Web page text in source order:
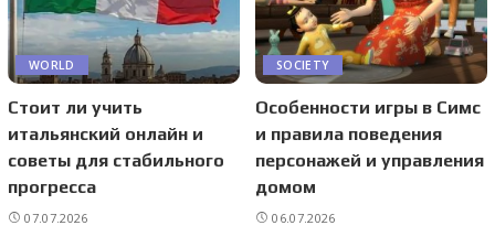
WORLD
Стоит ли учить
итальянский онлайн и
советы для стабильного
прогресса
07.07.2026
SOCIETY
Особенности игры в Симс
и правила поведения
персонажей и управления
домом
06.07.2026